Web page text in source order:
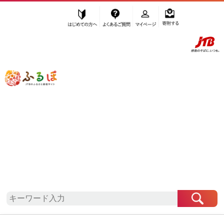
ふるぽ JTBのふるさと納税サイト